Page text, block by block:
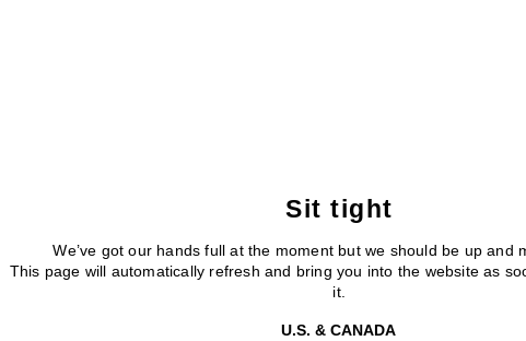
Sit tight
We’ve got our hands full at the moment but we should be up and
This page will automatically refresh and bring you into the website as
it.
U.S. & CANADA